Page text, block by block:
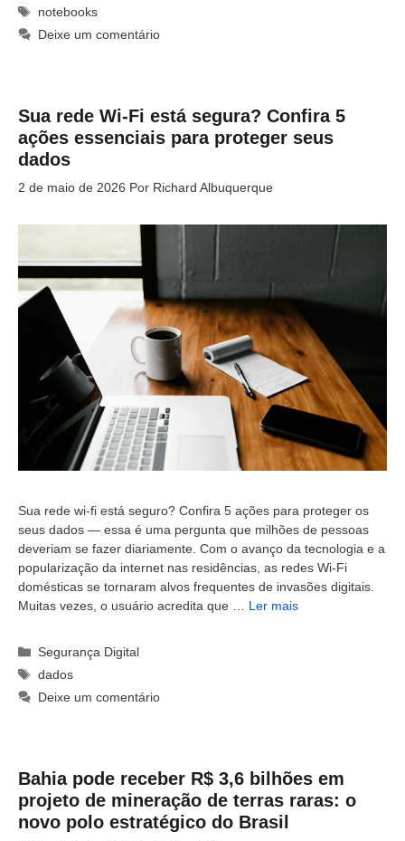
Tags
notebooks
Deixe um comentário
Sua rede Wi-Fi está segura? Confira 5
ações essenciais para proteger seus
dados
2 de maio de 2026 Por Richard Albuquerque
Sua rede wi-fi está seguro? Confira 5 ações para proteger os
seus dados — essa é uma pergunta que milhões de pessoas
deveriam se fazer diariamente. Com o avanço da tecnologia e a
popularização da internet nas residências, as redes Wi-Fi
domésticas se tornaram alvos frequentes de invasões digitais.
Muitas vezes, o usuário acredita que … Ler mais
Categorias
Segurança Digital
Tags
dados
Deixe um comentário
Bahia pode receber R$ 3,6 bilhões em
projeto de mineração de terras raras: o
novo polo estratégico do Brasil